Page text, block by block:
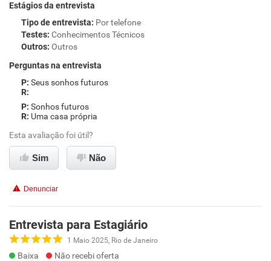
Estágios da entrevista
Tipo de entrevista: Por telefone
Testes: Conhecimentos Técnicos
Outros: Outros
Perguntas na entrevista
Seus sonhos futuros
Sonhos futuros
Uma casa própria
Esta avaliação foi útil?
Sim Não
Denunciar
Entrevista para Estagiário
1 Maio 2025, Rio de Janeiro
Baixa Não recebi oferta